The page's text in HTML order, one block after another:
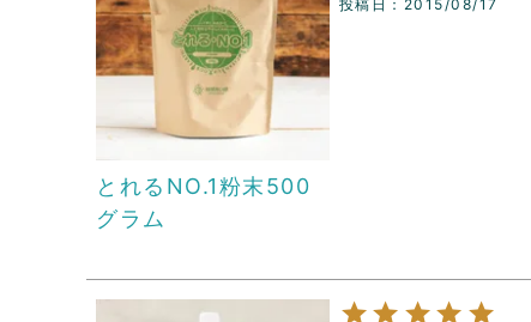
とれるNO.1粉末500
グラム
投稿日 2015/08/17